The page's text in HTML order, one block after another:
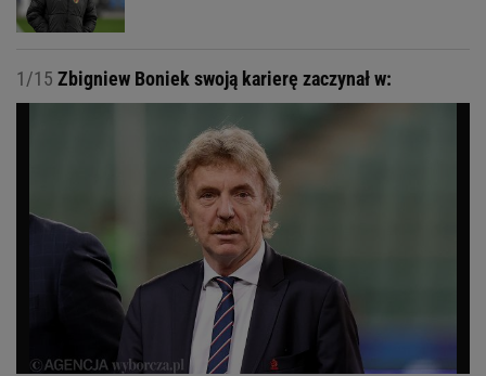
1/15 Zbigniew Boniek swoją karierę zaczynał w: